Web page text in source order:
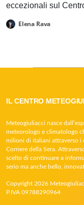
eccezionali sul
Elena Rava
IL CENTRO
Meteogiuliacci nasce
meteorologo e climatologo
milioni di italiani attraverso i
Corriere della Sera.
scelto di continuare a
serio ma anche bello,
Copyright 2026
P.IVA 09788290964